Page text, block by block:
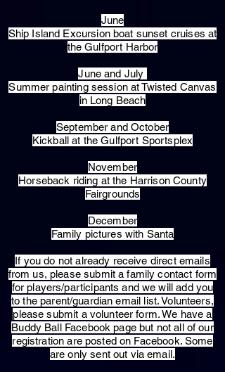
June
Ship Island Excursion boat sunset cruises at
the Gulfport Harbor
June and July
Summer painting session at Twisted Canvas
in Long Beach
September and October
Kickball at the Gulfport Sportsplex
November
Horseback riding at the Harrison County
Fairgrounds
December
Family pictures with Santa
​If you do not already receive direct emails
from us, please submit a family contact form
for players/participants and we will add you
to the parent/guardian email list. Volunteers,
please submit a volunteer form. We have a
Buddy Ball Facebook page but not all of our
registration are posted on Facebook. Some
are only sent out via email.